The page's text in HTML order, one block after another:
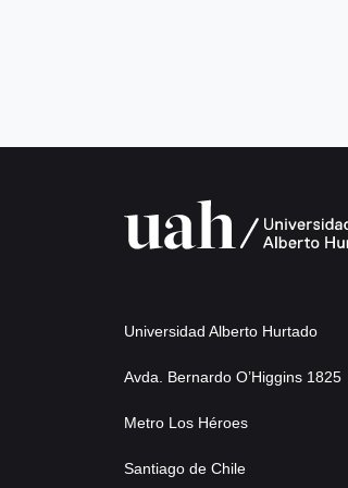
Universidad Alberto Hurtado
Avda. Bernardo O’Higgins 1825
Metro Los Héroes
Santiago de Chile